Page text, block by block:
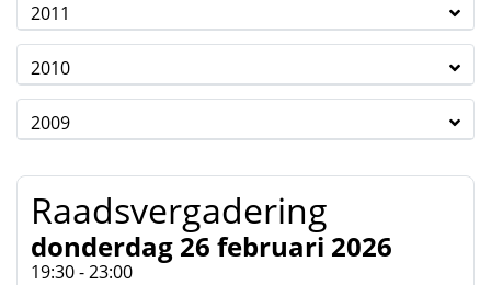
2011
2010
2009
Raadsvergadering
donderdag 26 februari 2026
19:30 - 23:00